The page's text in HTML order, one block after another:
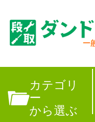
カテゴリ
ー
から選ぶ